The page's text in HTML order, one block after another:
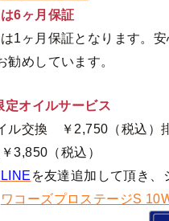
6ヶ月保証
1ヶ月保証となります。
勧めしています。
オイルサービス
ル交換 ￥2,750（税込）
3,850（税込）
を友達追加して頂き
ワコーズプロステージS